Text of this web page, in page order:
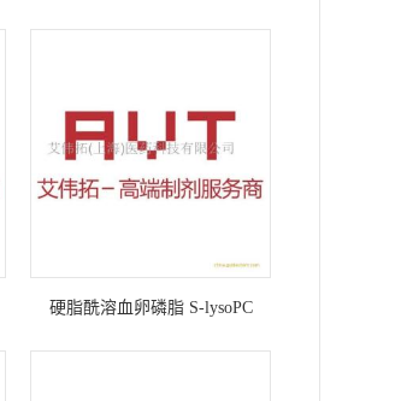
硬脂酰溶血卵磷脂 S-lysoPC